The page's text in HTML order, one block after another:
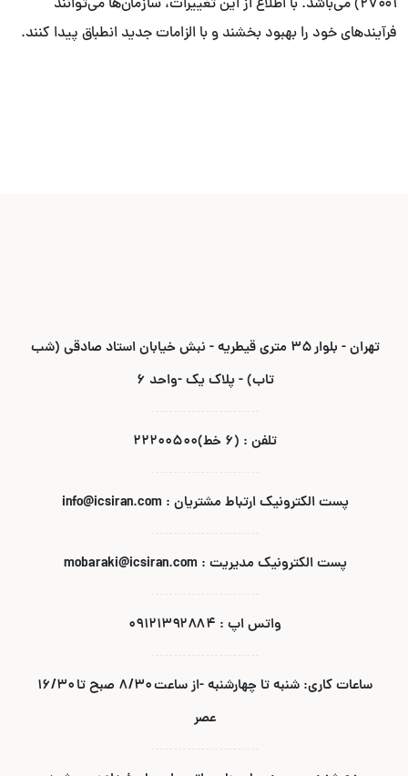
۲۷۰۰۱) می‌باشد. با اطلاع از این تغییرات، سازمان‌ها می‌توانند
فرآیندهای خود را بهبود بخشند و با الزامات جدید انطباق پیدا کنند.
تهران - بلوار ۳۵ متری قیطریه - نبش خیابان استاد صادقی (شب
تاب) - پلاک یک -واحد ۶
تلفن : (۶ خط)۲۲۲۰۰۵۰۰
پست الکترونیک ارتباط مشتریان : info@icsiran.com
پست الکترونیک مدیریت : mobaraki@icsiran.com
واتس اپ : ۰۹۱۲۱۳۹۲۸۸۴
ساعات کاری: شنبه تا چهارشنبه -از ساعت ۸/۳۰ صبح تا ۱۶/۳۰
عصر